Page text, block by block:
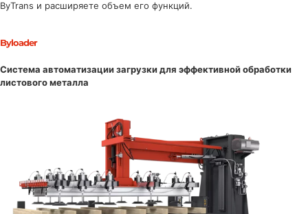
ByTrans и расширяете объем его функций.
Byloader
Система автоматизации загрузки для эффективной обработки
листового металла